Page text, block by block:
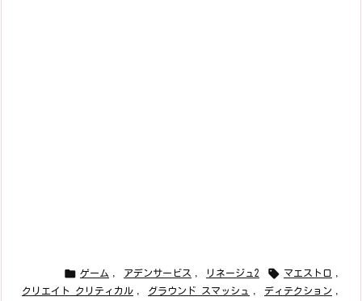
 ゲーム アデンサービス リネージュ2  マエストロ
クリエイト クリティカル
グラウンド スマッシュ ディテクション